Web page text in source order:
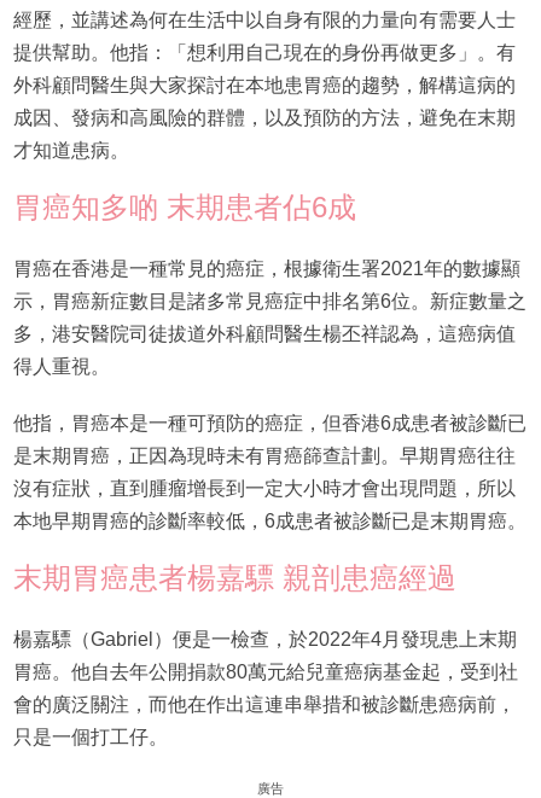
經歷，並講述為何在生活中以自身有限的力量向有需要人士
提供幫助。他指：「想利用自己現在的身份再做更多」。有
外科顧問醫生與大家探討在本地患胃癌的趨勢，解構這病的
成因、發病和高風險的群體，以及預防的方法，避免在末期
才知道患病。
胃癌知多啲 末期患者佔6成
胃癌在香港是一種常見的癌症，根據衛生署2021年的數據顯
示，胃癌新症數目是諸多常見癌症中排名第6位。新症數量之
多，港安醫院司徒拔道外科顧問醫生楊丕祥認為，這癌病值
得人重視。
他指，胃癌本是一種可預防的癌症，但香港6成患者被診斷已
是末期胃癌，正因為現時未有胃癌篩查計劃。早期胃癌往往
沒有症狀，直到腫瘤增長到一定大小時才會出現問題，所以
本地早期胃癌的診斷率較低，6成患者被診斷已是末期胃癌。
末期胃癌患者楊嘉驃 親剖患癌經過
楊嘉驃（Gabriel）便是一檢查，於2022年4月發現患上末期
胃癌。他自去年公開捐款80萬元給兒童癌病基金起，受到社
會的廣泛關注，而他在作出這連串舉措和被診斷患癌病前，
只是一個打工仔。
廣告